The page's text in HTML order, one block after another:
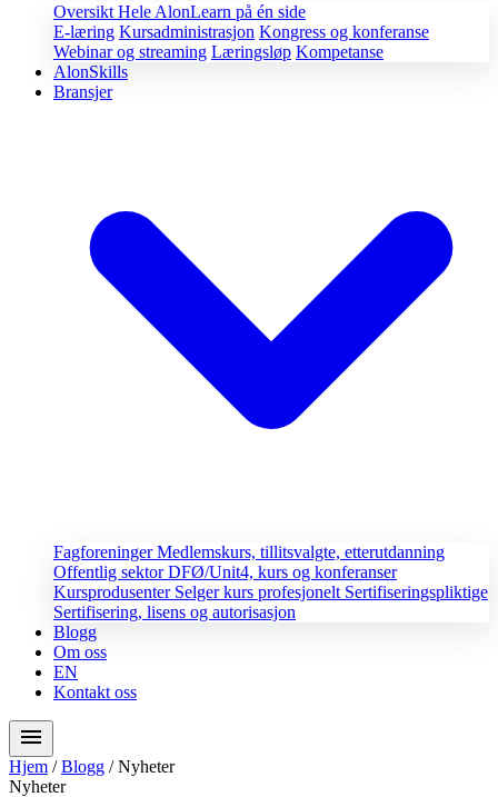
Oversikt Hele AlonLearn på én side
E-læring Kursadministrasjon Kongress og konferanse
Webinar og streaming Læringsløp Kompetanse
AlonSkills
Bransjer
FagforeningerMedlemskurs, tillitsvalgte, etterutdanning
Offentlig sektorDFØ/Unit4, kurs og konferanser
Kursprodusenter Selger kurs profesjonelt Sertifiseringspliktige
Sertifisering, lisens og autorisasjon
Blogg
Om oss
EN
Kontakt oss
menu
Hjem / Blogg / Nyheter
Nyheter